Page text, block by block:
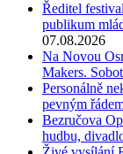
Ředitel
publikum
07.08.2026
Na Novou
Makers.
Personálně
pevným
Bezručova
hudbu,